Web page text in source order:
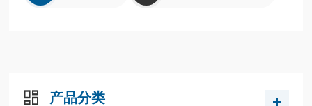
产品分类